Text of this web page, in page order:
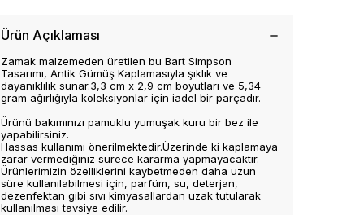
Ürün Açıklaması
Zamak malzemeden üretilen bu Bart Simpson
Tasarımı, Antik Gümüş Kaplamasıyla şıklık ve
dayanıklılık sunar.3,3 cm x 2,9 cm boyutları ve 5,34
gram ağırlığıyla koleksiyonlar için iadel bir parçadır.
Ürünü bakımınızı pamuklu yumuşak kuru bir bez ile
yapabilirsiniz.
Hassas kullanımı önerilmektedir.Üzerinde ki kaplamaya
zarar vermediğiniz sürece kararma yapmayacaktır.
Ürünlerimizin özelliklerini kaybetmeden daha uzun
süre kullanılabilmesi için, parfüm, su, deterjan,
dezenfektan gibi sıvı kimyasallardan uzak tutularak
kullanılması tavsiye edilir.